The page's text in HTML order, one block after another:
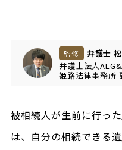
監修
弁護士
弁護士法人
姫路法律事務所
被相続人が生前に行っ
は、自分の相続できる